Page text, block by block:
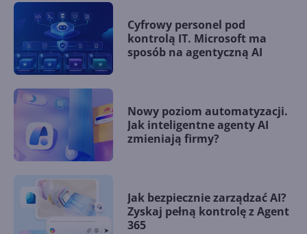
Cyfrowy personel pod
kontrolą IT. Microsoft ma
sposób na agentyczną AI
Nowy poziom automatyzacji.
Jak inteligentne agenty AI
zmieniają firmy?
Jak bezpiecznie zarządzać AI?
Zyskaj pełną kontrolę z Agent
365